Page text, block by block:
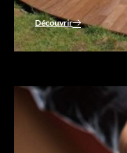
Découvrir